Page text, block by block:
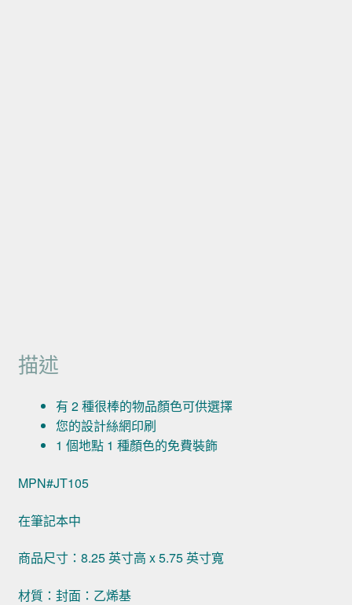
描述
有 2 種很棒的物品顏色可供選擇
您的設計絲網印刷
1 個地點 1 種顏色的免費裝飾
MPN#JT105
在筆記本中
商品尺寸：8.25 英寸高 x 5.75 英寸寬
材質：封面：乙烯基